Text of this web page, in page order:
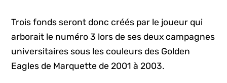
Trois fonds seront donc créés par le joueur qui
arborait le numéro 3 lors de ses deux campagnes
universitaires sous les couleurs des Golden
Eagles de Marquette de 2001 à 2003.